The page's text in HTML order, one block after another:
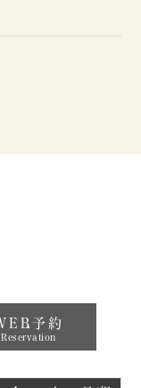
予約
Reservation